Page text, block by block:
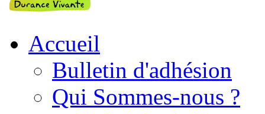
Accueil
Bulletin d'adhésion
Qui Sommes-nous ?